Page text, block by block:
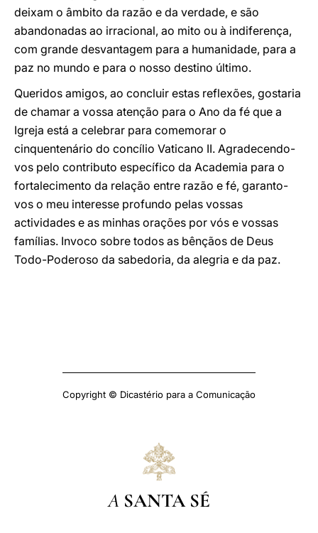
deixam o âmbito da razão e da verdade, e são
abandonadas ao irracional, ao mito ou à indiferença,
com grande desvantagem para a humanidade, para a
paz no mundo e para o nosso destino último.
Queridos amigos, ao concluir estas reflexões, gostaria
de chamar a vossa atenção para o Ano da fé que a
Igreja está a celebrar para comemorar o
cinquentenário do concílio Vaticano II. Agradecendo-
vos pelo contributo específico da Academia para o
fortalecimento da relação entre razão e fé, garanto-
vos o meu interesse profundo pelas vossas
actividades e as minhas orações por vós e vossas
famílias. Invoco sobre todos as bênçãos de Deus
Todo-Poderoso da sabedoria, da alegria e da paz.
Copyright © Dicastério para a Comunicação
A SANTA SÉ